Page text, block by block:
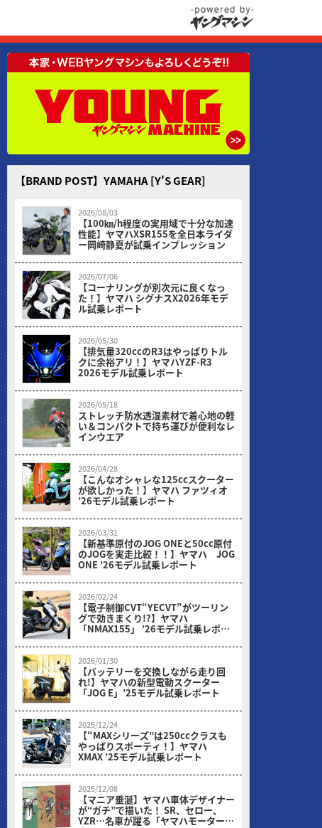
【BRAND POST】YAMAHA [Y'S GEAR]
2026/08/03
【100㎞/h程度の実用域で十分な加速
性能】ヤマハXSR155を全日本ライダ
ー岡崎静夏が試乗インプレッション
2026/07/06
【コーナリングが別次元に良くなっ
た！】ヤマハ シグナスX2026年モデ
ル試乗レポート
2026/05/30
【排気量320ccのR3はやっぱりトル
クに余裕アリ！】ヤマハYZF-R3
2026モデル試乗レポート
2026/05/18
ストレッチ防水透湿素材で着心地の軽
い＆コンパクトで持ち運びが便利なレ
インウエア
2026/04/28
【こんなオシャレな125ccスクーター
が欲しかった！】ヤマハ ファツィオ
’26モデル試乗レポート
2026/03/31
【新基準原付のJOG ONEと50cc原付
のJOGを実走比較！！】ヤマハ JOG
ONE ’26モデル試乗レポート
2026/02/24
【電子制御CVT“YECVT”がツーリン
グで効きまくり!?】ヤマハ
「NMAX155」 ’26モデル試乗レポー
2026/01/30
【バッテリーを交換しながら走り回
れ!】ヤマハの新型電動スクーター
「JOG E」’25モデル試乗レポート
2025/12/24
【“MAXシリーズ”は250ccクラスも
やっぱりスポーティ！】ヤマハ
XMAX ’25モデル試乗レポート
2025/12/08
【マニア垂涎】ヤマハ車体デザイナー
が“ガチ”で描いた！ SR、セロー、
YZR…名車が躍る「ヤマハモーターサ